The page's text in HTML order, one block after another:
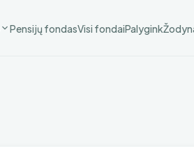
Pensijų fondasVisi fondaiPalygink